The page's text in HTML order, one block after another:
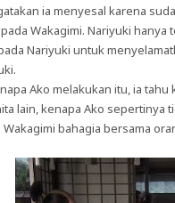
ia menyesal karena
Wakagimi. Nariyuki hanya
Nariyuki untuk
Ako melakukan itu, ia tahu
lain, kenapa Ako sepertinya
bahagia bersama